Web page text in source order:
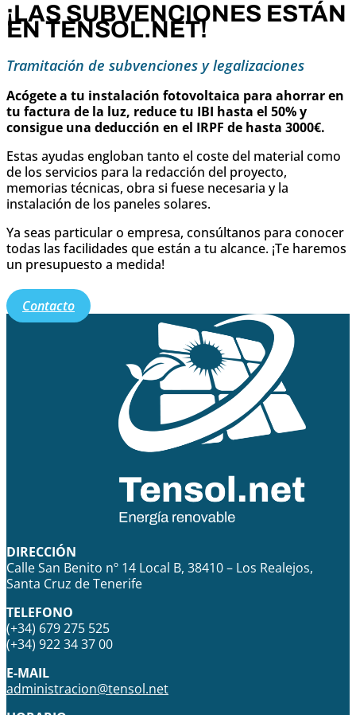
¡LAS SUBVENCIONES ESTÁN
EN TENSOL.NET!
Tramitación de subvenciones y legalizaciones
Acógete a tu instalación fotovoltaica para ahorrar en
tu factura de la luz, reduce tu IBI hasta el 50% y
consigue una deducción en el IRPF de hasta 3000€.
Estas ayudas engloban tanto el coste del material como
de los servicios para la redacción del proyecto,
memorias técnicas, obra si fuese necesaria y la
instalación de los paneles solares.
Ya seas particular o empresa, consúltanos para conocer
todas las facilidades que están a tu alcance. ¡Te haremos
un presupuesto a medida!
Contacto
DIRECCIÓN
Calle San Benito nº 14 Local B, 38410 – Los Realejos,
Santa Cruz de Tenerife
TELEFONO
(+34) 679 275 525
(+34) 922 34 37 00
E-MAIL
administracion@tensol.net